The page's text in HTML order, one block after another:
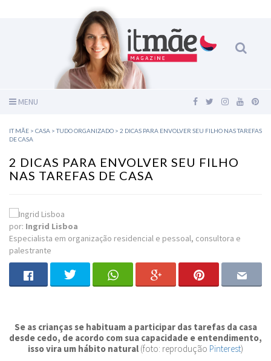
MENU
IT MÃE > CASA >TUDO ORGANIZADO > 2 DICAS PARA ENVOLVER SEU FILHO NAS TAREFAS
DE CASA
2 DICAS PARA ENVOLVER SEU FILHO
NAS TAREFAS DE CASA
por: Ingrid Lisboa
Especialista em organização residencial e pessoal, consultora e
palestrante
Se as crianças se habituam a participar das tarefas da casa
desde cedo, de acordo com sua capacidade e entendimento,
isso vira um hábito natural (foto: reprodução Pinterest)